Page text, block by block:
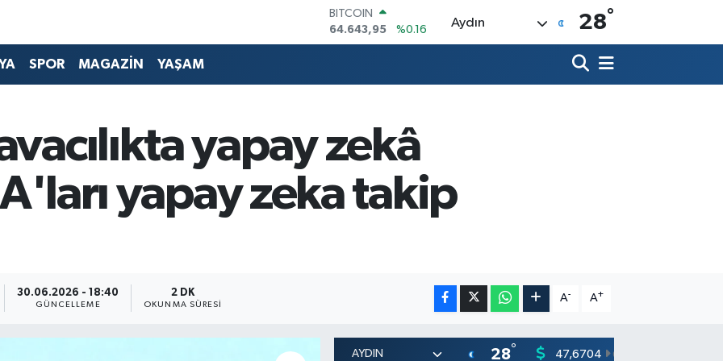
DOLAR
47,6704
%0
EURO
6500.87
%0.12
BİST100
13.799
%70
64.643,95
%0.16
Aydın 28°
SPOR MAGAZİN YAŞAM
yapay zekâ
yapay zeka takip
30.06.2026 - 18:40
GÜNCELLEME
2 DK
OKUNMA SÜRESI
A- A+
28° 47,6704 0